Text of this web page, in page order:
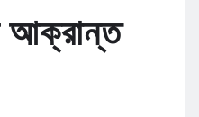
আক্রান্ত